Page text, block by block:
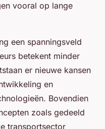
vooral op lange
een spanningsveld
betekent minder
er nieuwe kansen
en
Bovendien
zoals gedeeld
transportsector